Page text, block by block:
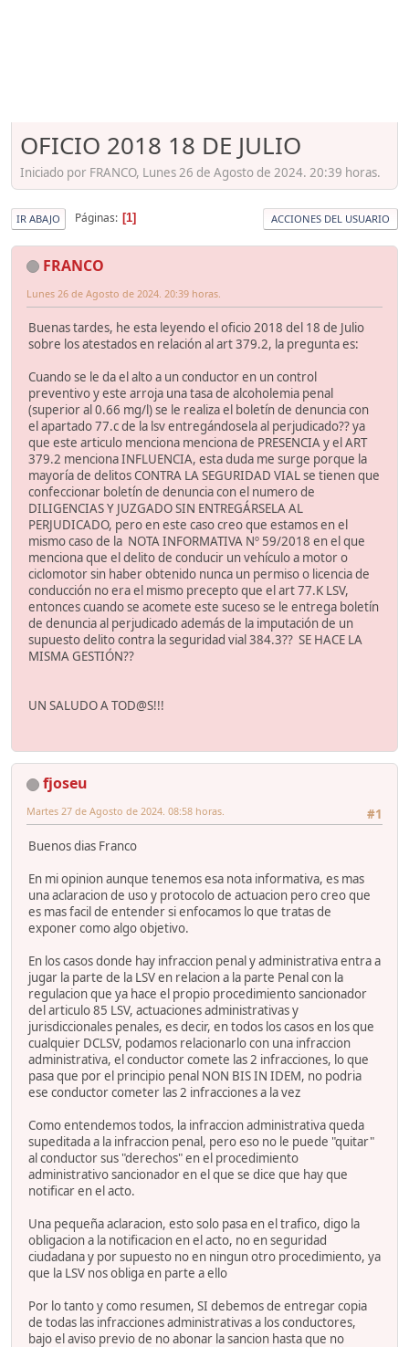
OFICIO 2018 18 DE JULIO
Iniciado por FRANCO, Lunes 26 de Agosto de 2024. 20:39 horas.
IR ABAJO Páginas 1 ACCIONES DEL USUARIO
FRANCO
Lunes 26 de Agosto de 2024. 20:39 horas.
Buenas tardes, he esta leyendo el oficio 2018 del 18 de Julio
sobre los atestados en relación al art 379.2, la pregunta es:
Cuando se le da el alto a un conductor en un control
preventivo y este arroja una tasa de alcoholemia penal
(superior al 0.66 mg/l) se le realiza el boletín de denuncia con
el apartado 77.c de la lsv entregándosela al perjudicado?? ya
que este articulo menciona menciona de PRESENCIA y el ART
379.2 menciona INFLUENCIA, esta duda me surge porque la
mayoría de delitos CONTRA LA SEGURIDAD VIAL se tienen que
confeccionar boletín de denuncia con el numero de
DILIGENCIAS Y JUZGADO SIN ENTREGÁRSELA AL
PERJUDICADO, pero en este caso creo que estamos en el
mismo caso de la NOTA INFORMATIVA Nº 59/2018 en el que
menciona que el delito de conducir un vehículo a motor o
ciclomotor sin haber obtenido nunca un permiso o licencia de
conducción no era el mismo precepto que el art 77.K LSV,
entonces cuando se acomete este suceso se le entrega boletín
de denuncia al perjudicado además de la imputación de un
supuesto delito contra la seguridad vial 384.3?? SE HACE LA
MISMA GESTIÓN??
UN SALUDO A TOD@S!!!
fjoseu
#1
Martes 27 de Agosto de 2024. 08:58 horas.
Buenos dias Franco
En mi opinion aunque tenemos esa nota informativa, es mas
una aclaracion de uso y protocolo de actuacion pero creo que
es mas facil de entender si enfocamos lo que tratas de
exponer como algo objetivo.
En los casos donde hay infraccion penal y administrativa entra a
jugar la parte de la LSV en relacion a la parte Penal con la
regulacion que ya hace el propio procedimiento sancionador
del articulo 85 LSV, actuaciones administrativas y
jurisdiccionales penales, es decir, en todos los casos en los que
cualquier DCLSV, podamos relacionarlo con una infraccion
administrativa, el conductor comete las 2 infracciones, lo que
pasa que por el principio penal NON BIS IN IDEM, no podria
ese conductor cometer las 2 infracciones a la vez
Como entendemos todos, la infraccion administrativa queda
supeditada a la infraccion penal, pero eso no le puede "quitar"
al conductor sus "derechos" en el procedimiento
administrativo sancionador en el que se dice que hay que
notificar en el acto.
Una pequeña aclaracion, esto solo pasa en el trafico, digo la
obligacion a la notificacion en el acto, no en seguridad
ciudadana y por supuesto no en ningun otro procedimiento, ya
que la LSV nos obliga en parte a ello
Por lo tanto y como resumen, SI debemos de entregar copia
de todas las infracciones administrativas a los conductores,
bajo el aviso previo de no abonar la sancion hasta que no